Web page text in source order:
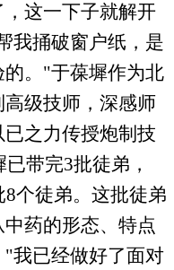
这一下子就解开
我捅破窗户纸，是
。 "于葆墀作为北
级技师，深感师
之力传授炮制技
已带完3批徒弟，
8个徒弟。这批徒弟
药的形态、特点
"我已经做好了面对